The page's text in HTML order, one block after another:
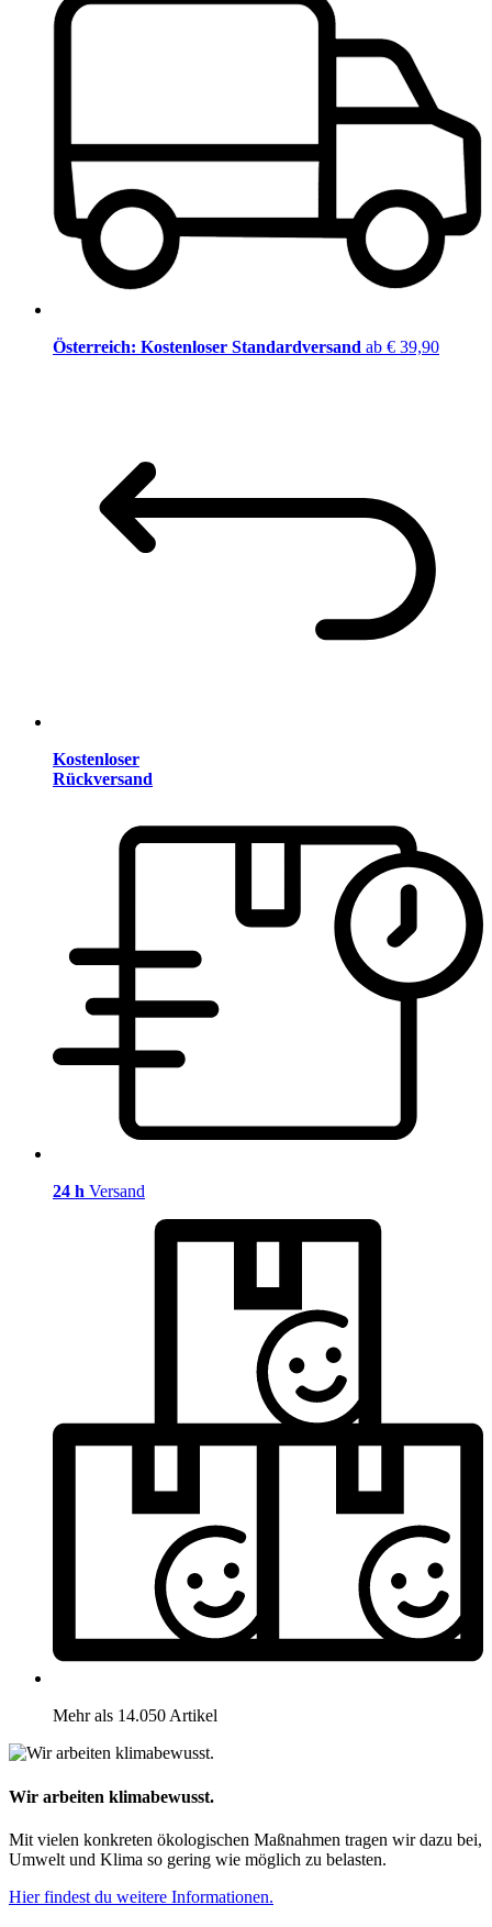
Österreich: Kostenloser Standardversand ab € 39,90
Kostenloser
Rückversand
24 h Versand
Mehr als 14.050 Artikel
Wir arbeiten klimabewusst.
Mit vielen konkreten ökologischen Maßnahmen tragen wir dazu bei,
Umwelt und Klima so gering wie möglich zu belasten.
Hier findest du weitere Informationen.